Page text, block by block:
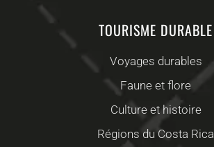
TOURISME DURABLE
Voyages durables
Faune et flore
Culture et histoire
Régions du Costa Rica